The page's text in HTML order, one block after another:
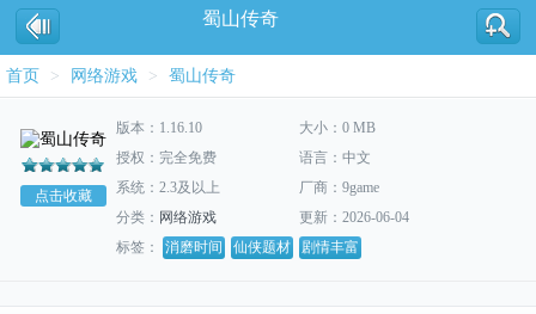
蜀山传奇
首页 > 网络游戏 > 蜀山传奇
点击收藏
版本：1.16.10
大小：0 MB
授权：完全免费
语言：中文
系统：2.3及以上
厂商：9game
分类： 网络游戏
更新：2026-06-04
标签：
消磨时间 仙侠题材 剧情丰富